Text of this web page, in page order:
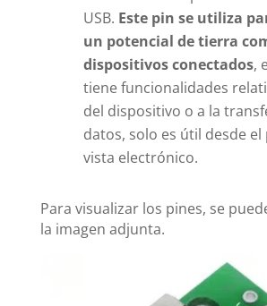
USB. Este pin se utiliza
un potencial de tierra
dispositivos conectados,
tiene funcionalidades
del dispositivo o a la
datos, solo es útil desde
vista electrónico.
Para visualizar los pines, se
la imagen adjunta.